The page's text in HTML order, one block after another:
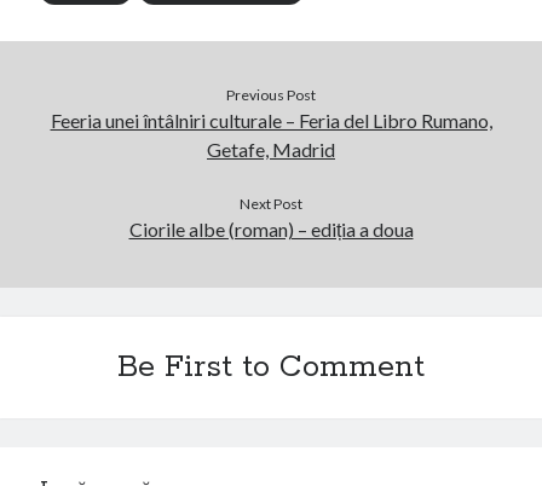
Previous Post
Feeria unei întâlniri culturale – Feria del Libro Rumano,
Getafe, Madrid
Next Post
Ciorile albe (roman) – ediția a doua
Be First to Comment